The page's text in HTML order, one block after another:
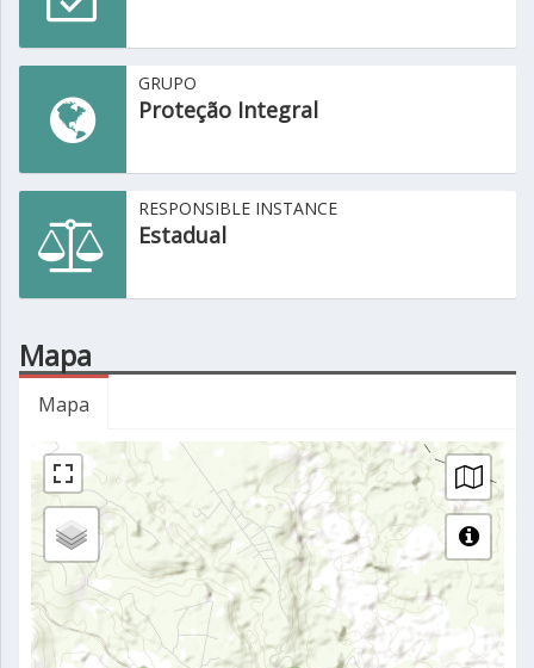
GRUPO
Proteção Integral
RESPONSIBLE INSTANCE
Estadual
Mapa
Mapa